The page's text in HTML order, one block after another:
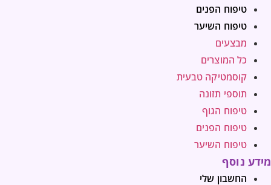
טיפוח הפנים
טיפוח השיער
מבצעים
כל המוצרים
קוסמטיקה טבעית
תוספי תזונה
טיפוח הגוף
טיפוח הפנים
טיפוח השיער
מידע נוסף
החשבון שלי